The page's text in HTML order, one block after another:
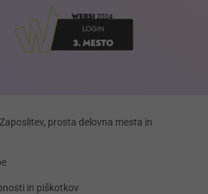
prosta delovna mesta in
in piškotkov